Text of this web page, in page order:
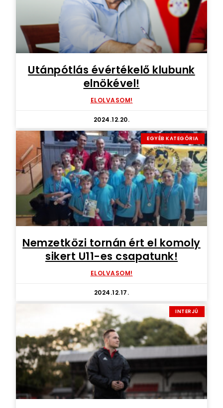
Utánpótlás évértékelő klubunk
elnökével!
ELOLVASOM!
2024.12.20.
EGYÉB KATEGÓRIA
Nemzetközi tornán ért el komoly
sikert U11-es csapatunk!
ELOLVASOM!
2024.12.17.
INTERJÚ